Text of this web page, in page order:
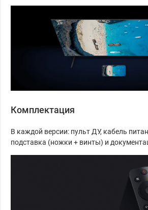
Комплектация
В каждой версии: пульт ДУ, кабель
подставка (ножки + винты) и